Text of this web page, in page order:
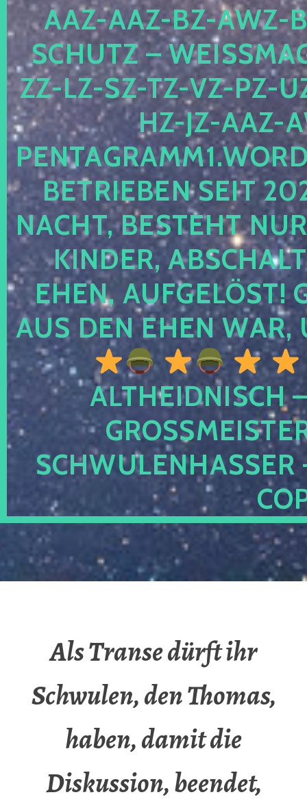
AZ-AAZ-BZ-AWZ-
CHUTZ –
-LZ-SZ-TZ-VZ-PZ-UZ-
-JZ-AAZ-
TRIEBEN SEIT 2024
CHT, BESTEHT NUR
NDER,
EN, AUFGELÖST!
S DEN EHEN WAR,
ALTHEIDNISCH
CHWULENHASSER
Als Transe dürft ihr
Schwulen, den Thomas,
haben, damit die
Diskussion, beendet,